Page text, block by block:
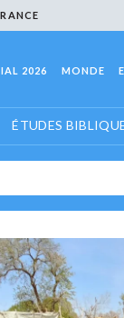
2026 MONDE
ÉTUDES